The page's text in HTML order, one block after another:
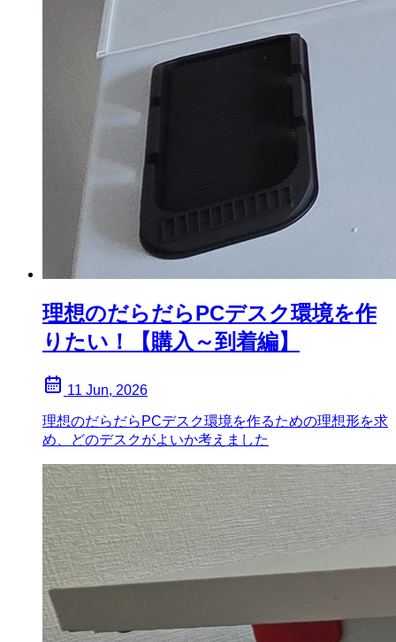
理想のだらだらPCデスク環境を作
りたい！【購入～到着編】
11 Jun, 2026
理想のだらだらPCデスク環境を作るための理想形を求
め、どのデスクがよいか考えました